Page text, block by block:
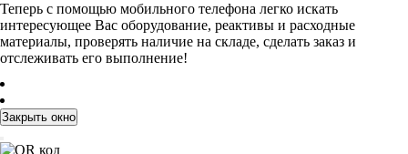
Теперь с помощью мобильного телефона легко искать
интересующее Вас оборудование, реактивы и расходные
материалы, проверять наличие на складе, сделать заказ и
отслеживать его выполнение!
Закрыть окно